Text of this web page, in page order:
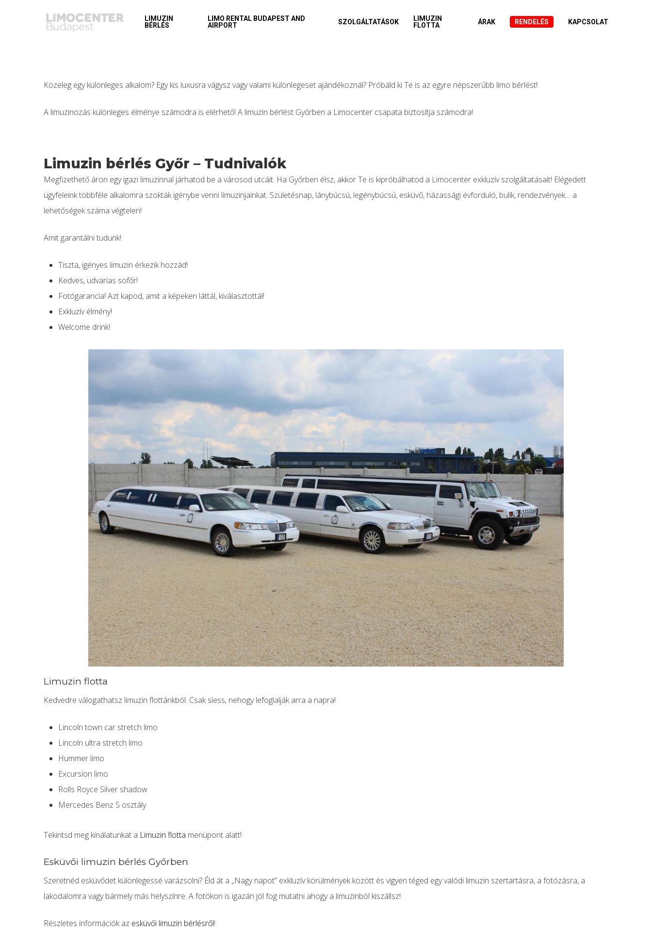
LIMUZIN
BÉRLÉS
LIMO RENTAL BUDAPEST AND
AIRPORT
SZOLGÁLTATÁSOK
LIMUZIN
FLOTTA
ÁRAK RENDELÉS KAPCSOLAT
Közeleg egy különleges alkalom? Egy kis luxusra vágysz vagy valami különlegeset ajándékoznál? Próbáld ki Te is az egyre népszerűbb limo bérlést!
A limuzinozás különleges élménye számodra is elérhető! A limuzin bérlést Győrben a Limocenter csapata biztosítja számodra!
Limuzin bérlés Győr – Tudnivalók
Megfizethető áron egy igazi limuzinnal járhatod be a városod utcáit. Ha Győrben élsz, akkor Te is kipróbálhatod a Limocenter exkluzív szolgáltatásait! Elégedett
ügyfeleink többféle alkalomra szokták igénybe venni limuzinjainkat. Születésnap, lánybúcsú, legénybúcsú, esküvő, házassági évforduló, bulik, rendezvények… a
lehetőségek száma végtelen!
Amit garantálni tudunk!
Tiszta, igényes limuzin érkezik hozzád!
Kedves, udvarias sofőr!
Fotógarancia! Azt kapod, amit a képeken láttál, kiválasztottál!
Exkluzív élmény!
Welcome drink!
Limuzin flotta
Kedvedre válogathatsz limuzin flottánkból. Csak siess, nehogy lefoglalják arra a napra!
Lincoln town car stretch limo
Lincoln ultra stretch limo
Hummer limo
Excursion limo
Rolls Royce Silver shadow
Mercedes Benz S osztály
Tekintsd meg kínálatunkat a Limuzin flotta menüpont alatt!
Esküvői limuzin bérlés Győrben
Szeretnéd esküvődet különlegessé varázsolni? Éld át a „Nagy napot” exkluzív körülmények között és vigyen téged egy valódi limuzin szertartásra, a fotózásra, a
lakodalomra vagy bármely más helyszínre. A fotókon is igazán jól fog mutatni ahogy a limuzinból kiszállsz!
Részletes információk az esküvői limuzin bérlésről!